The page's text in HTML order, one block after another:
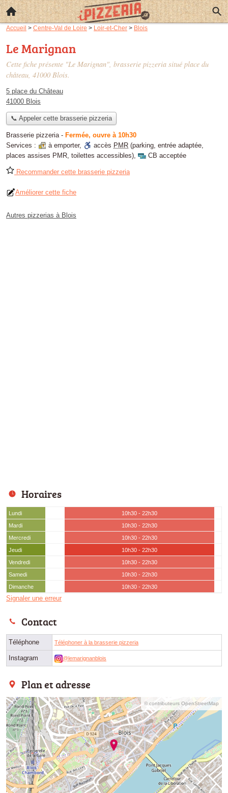
Accueil > Centre-Val de Loire > Loir-et-Cher > Blois
Le Marignan
Cette fiche présente "Le Marignan", brasserie pizzeria situé place du
château, 41000 Blois.
5 place du Château
41000 Blois
📞 Appeler cette brasserie pizzeria
Brasserie pizzeria- Fermée, ouvre à 10h30
Services :
à emporter, accès PMR (parking, entrée adaptée,
places assises PMR, toilettes accessibles), CB acceptée
Recommander cette brasserie pizzeria
Améliorer cette fiche
Autres pizzerias à Blois
Horaires
Lundi
10h30 - 22h30
Mardi
10h30 - 22h30
Mercredi
10h30 - 22h30
Jeudi
10h30 - 22h30
Vendredi
10h30 - 22h30
Samedi
10h30 - 22h30
Dimanche
10h30 - 22h30
Signaler une erreur
Contact
Téléphone Téléphoner à la brasserie pizzeria
Instagram @lemarignanblois
Plan et adresse
© contributeurs OpenStreetMap